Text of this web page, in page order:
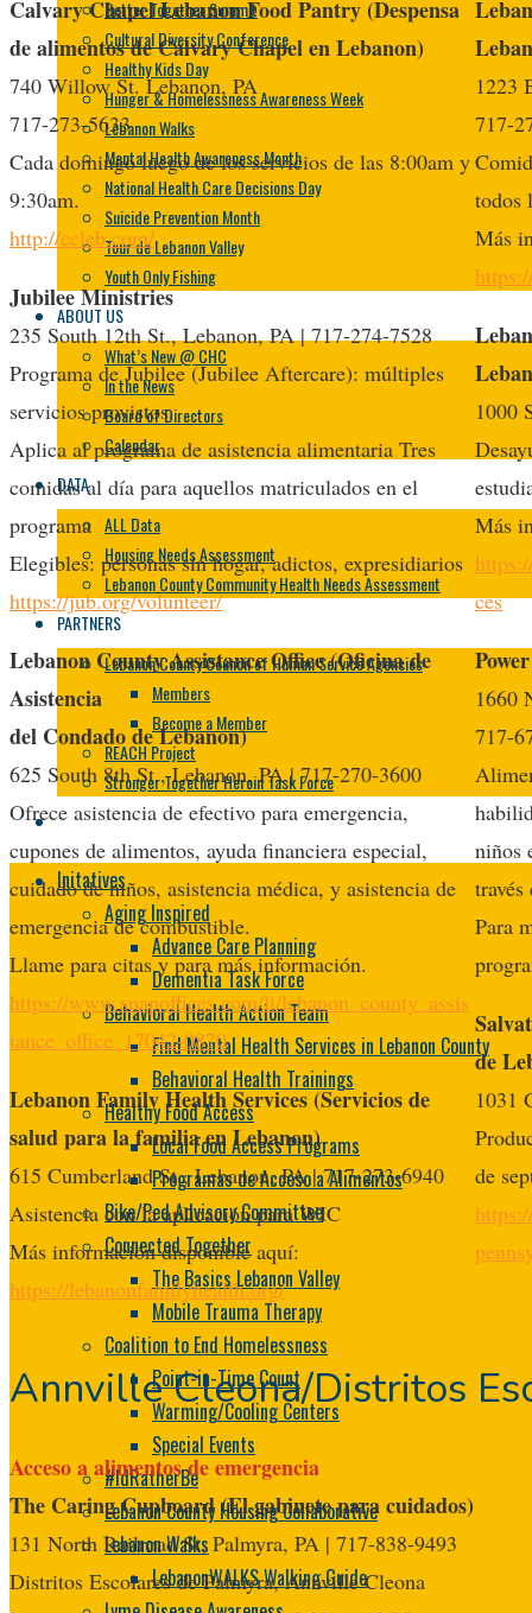
Better Together Summit
Cultural Diversity Conference
Healthy Kids Day
Hunger & Homelessness Awareness Week
Lebanon Walks
Mental Health Awareness Month
National Health Care Decisions Day
Suicide Prevention Month
Tour de Lebanon Valley
Youth Only Fishing
ABOUT US
What’s New @ CHC
In the News
Board of Directors
Calendar
DATA
ALL Data
Housing Needs Assessment
Lebanon County Community Health Needs Assessment
PARTNERS
Lebanon County Council of Human Service Agencies
Members
Become a Member
REACH Project
Stronger Together Heroin Task Force
Initatives
Aging Inspired
Advance Care Planning
Dementia Task Force
Behavioral Health Action Team
Find Mental Health Services in Lebanon County
Behavioral Health Trainings
Healthy Food Access
Local Food Access Programs
Programas de Acceso a Alimentos
Bike/Ped Advisory Committee
Connected Together
The Basics Lebanon Valley
Mobile Trauma Therapy
Coalition to End Homelessness
Point-in-Time Count
Warming/Cooling Centers
Special Events
#IdRatherBe
Lebanon County Housing Collaborative
Lebanon Walks
LebanonWALKS Walking Guide
Calvary Chapel Lebanon Food Pantry (Despensa
de alimentos de Calvary Chapel en Lebanon)
740 Willow St. Lebanon, PA
717-273-5633
Cada domingo luego de los servicios de las 8:00am y
9:30am.
http://ccleb.com/
Jubilee Ministries
235 South 12th St., Lebanon, PA | 717-274-7528
Programa de Jubilee (Jubilee Aftercare): múltiples
servicios provistos.
Aplica al programa de asistencia alimentaria Tres
comidas al día para aquellos matriculados en el
programa
Elegibles: personas sin hogar, adictos, expresidiarios
https://jub.org/volunteer/
Lebanon County Assistance Office (Oficina de
Asistencia
del Condado de Lebanon)
625 South 8th St., Lebanon, PA | 717-270-3600
Ofrece asistencia de efectivo para emergencia,
cupones de alimentos, ayuda financiera especial,
cuidado de niños, asistencia médica, y asistencia de
emergencia de combustible.
Llame para citas y para más información.
https://www.snapoffices.com/li/lebanon_county_assis
tance_office_17042-0870
Lebanon Family Health Services (Servicios de
salud para la familia en Lebanon)
615 Cumberland St., Lebanon, PA | 717-273-6940
Asistencia con la aplicación para WIC
Más información disponible aquí:
https://lebanonfamilyhealth.org/
1223
717-
todos
Más
1000
Más
ces
1660
717-
niños
Para
de
1031
de
Annville Cleona/Distritos
Acceso a alimentos de emergencia
The Caring Cupboard (El gabinete para cuidados)
131 North Railroad St, Palmyra, PA | 717-838-9493
Distritos Escolares de Palmyra, Annville Cleona